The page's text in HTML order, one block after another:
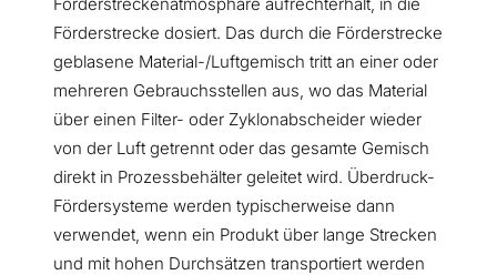
Förderstrecke dosiert. Das durch die Förderstrecke
geblasene Material-/Luftgemisch tritt an einer oder
mehreren Gebrauchsstellen aus, wo das Material
über einen Filter- oder Zyklonabscheider wieder
von der Luft getrennt oder das gesamte Gemisch
direkt in Prozessbehälter geleitet wird. Überdruck-
Fördersysteme werden typischerweise dann
verwendet, wenn ein Produkt über lange Strecken
und mit hohen Durchsätzen transportiert werden